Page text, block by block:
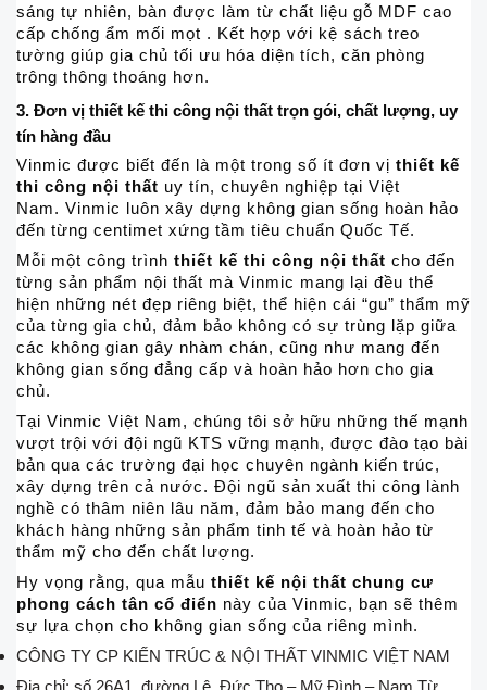
sáng tự nhiên, bàn được làm từ chất liệu gỗ MDF cao
cấp chống ẩm mối mọt . Kết hợp với kệ sách treo
tường giúp gia chủ tối ưu hóa diện tích, căn phòng
trông thông thoáng hơn.
3. Đơn vị thiết kế thi công nội thất trọn gói, chất lượng, uy
tín hàng đầu
Vinmic được biết đến là một trong số ít đơn vị thiết kế
thi công nội thất uy tín, chuyên nghiệp tại Việt
Nam. Vinmic luôn xây dựng không gian sống hoàn hảo
đến từng centimet xứng tầm tiêu chuẩn Quốc Tế.
Mỗi một công trình thiết kế thi công nội thất cho đến
từng sản phẩm nội thất mà Vinmic mang lại đều thể
hiện những nét đẹp riêng biệt, thể hiện cái “gu” thẩm mỹ
của từng gia chủ, đảm bảo không có sự trùng lặp giữa
các không gian gây nhàm chán, cũng như mang đến
không gian sống đẳng cấp và hoàn hảo hơn cho gia
chủ.
Tại Vinmic Việt Nam, chúng tôi sở hữu những thế mạnh
vượt trội với đội ngũ KTS vững mạnh, được đào tạo bài
bản qua các trường đại học chuyên ngành kiến trúc,
xây dựng trên cả nước. Đội ngũ sản xuất thi công lành
nghề có thâm niên lâu năm, đảm bảo mang đến cho
khách hàng những sản phẩm tinh tế và hoàn hảo từ
thẩm mỹ cho đến chất lượng.
Hy vọng rằng, qua mẫu thiết kế nội thất chung cư
phong cách tân cổ điển này của Vinmic, bạn sẽ thêm
sự lựa chọn cho không gian sống của riêng mình.
CÔNG TY CP KIẾN TRÚC & NỘI THẤT VINMIC VIỆT NAM
Địa chỉ: số 26A1, đường Lê Đức Thọ – Mỹ Đình – Nam Từ